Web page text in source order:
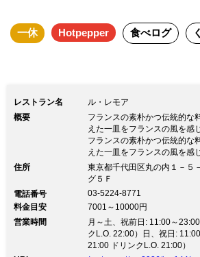
一休 Hotpepper 食べログ
レストラン名
ル・レモア
概要
フランスの素朴かつ伝統的な
えた一皿をフランスの風を感
フランスの素朴かつ伝統的な
えた一皿をフランスの風を感
で・・・“レモア”とはシャン
インながらも路面店のような
はシャンパン1杯から気軽に
います。料理はフランスの地
プリを加えたビストロ的な温
が思いっきりフランスのこの
い料理の数々を大切な友達と
住所
東京都千代田区丸の内１－
グ５Ｆ
電話番号
03-5224-8771
料金目安
7001～10000円
営業時間
月～土、祝前日: 11:00～
クL.O. 22:00）日、祝日:
21:00 ドリンクL.O. 21:00）